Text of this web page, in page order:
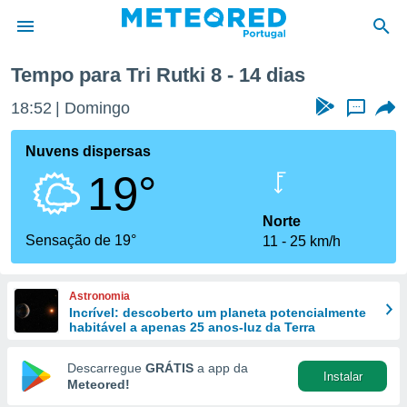
da
foi
fornecidas
a este
das
e
forma
digital
Tempo para Tri Rutki 8 - 14 dias
18:52 Domingo ...
Nuvens dispersas
19°
Sensação de 19°
Norte
11
25 km/h
Astronomia
Incrível: descoberto um planeta potencialmente
habitável a apenas 25 anos-luz da Terra
Descarregue GRÁTIS a app da
Meteored!
Instalar